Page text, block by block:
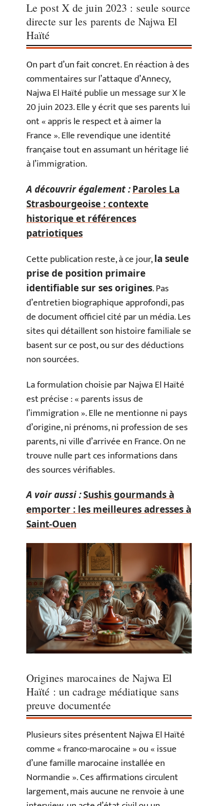
Le post X de juin 2023 : seule source
directe sur les parents de Najwa El
Haïté
On part d’un fait concret. En réaction à des
commentaires sur l’attaque d’Annecy,
Najwa El Haïté publie un message sur X le
20 juin 2023. Elle y écrit que ses parents lui
ont « appris le respect et à aimer la
France ». Elle revendique une identité
française tout en assumant un héritage lié
à l’immigration.
A découvrir également :Paroles La
Strasbourgeoise : contexte
historique et références
patriotiques
Cette publication reste, à ce jour,la seule
prise de position primaire
identifiable sur ses origines. Pas
d’entretien biographique approfondi, pas
de document officiel cité par un média. Les
sites qui détaillent son histoire familiale se
basent sur ce post, ou sur des déductions
non sourcées.
La formulation choisie par Najwa El Haïté
est précise : « parents issus de
l’immigration ». Elle ne mentionne ni pays
d’origine, ni prénoms, ni profession de ses
parents, ni ville d’arrivée en France. On ne
trouve nulle part ces informations dans
des sources vérifiables.
A voir aussi :Sushis gourmands à
emporter : les meilleures adresses à
Saint-Ouen
Origines marocaines de Najwa El
Haïté : un cadrage médiatique sans
preuve documentée
Plusieurs sites présentent Najwa El Haïté
comme « franco-marocaine » ou « issue
d’une famille marocaine installée en
Normandie ». Ces affirmations circulent
largement, mais aucune ne renvoie à une